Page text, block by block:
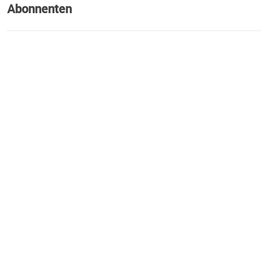
Abonnenten